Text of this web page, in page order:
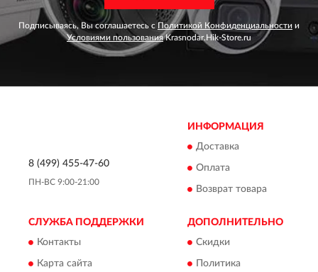
Подписываясь, Вы соглашаетесь с Политикой Конфиденциальности и
Условиями пользованияKrasnodar.Hik-Store.ru
8 (499) 455-47-60
ПН-ВС 9:00-21:00
ИНФОРМАЦИЯ
Доставка
Оплата
Возврат товара
СЛУЖБА ПОДДЕРЖКИ
Контакты
Карта сайта
ДОПОЛНИТЕЛЬНО
Скидки
Политика